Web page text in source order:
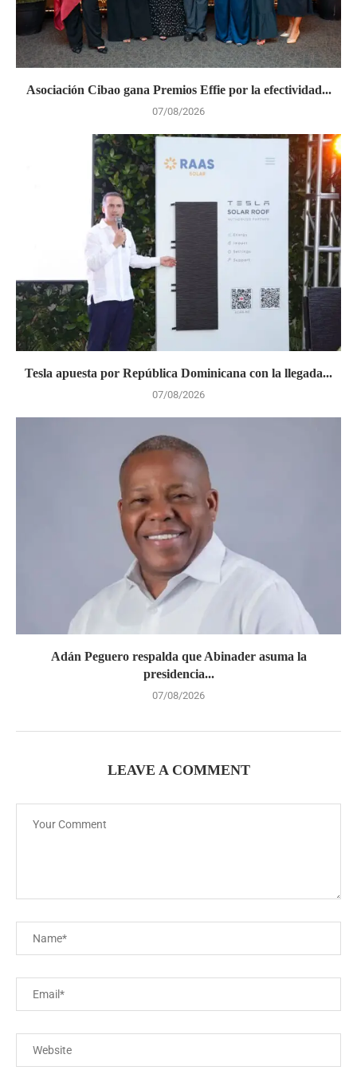
Asociación Cibao gana Premios Effie por la efectividad...
07/08/2026
Tesla apuesta por República Dominicana con la llegada...
07/08/2026
Adán Peguero respalda que Abinader asuma la
presidencia...
07/08/2026
LEAVE A COMMENT